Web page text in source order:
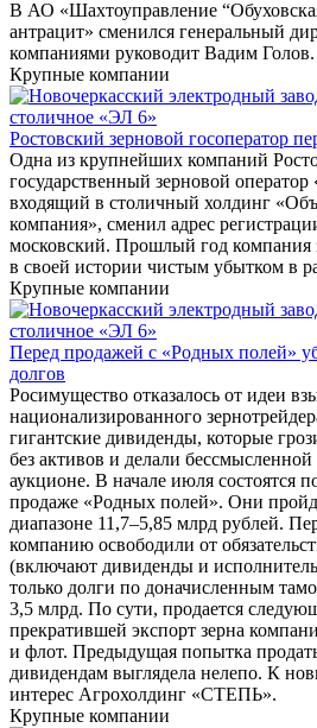
В АО «Шахтоуправление
антрацит» сменился генеральный
компаниями руководит Вадим Голов.
Крупные компании
Ростовский зерновой госоператор
Одна из крупнейших компаний
государственный зерновой
входящий в столичный холдинг
компания», сменил адрес
московский. Прошлый год компания
в своей истории чистым убытком в
Крупные компании
Перед продажей с «Родных полей»
долгов
Росимущество отказалось от идеи
национализированного
гигантские дивиденды, которые
без активов и делали
аукционе. В начале июля состоятся
продаже «Родных полей». Они
диапазоне 11,7–5,85 млрд рублей.
компанию освободили от
(включают дивиденды и
только долги по доначисленным
3,5 млрд. По сути, продается
прекратившей экспорт зерна
и флот. Предыдущая попытка
дивидендам выглядела нелепо. К
интерес Агрохолдинг «СТЕПЬ».
Крупные компании